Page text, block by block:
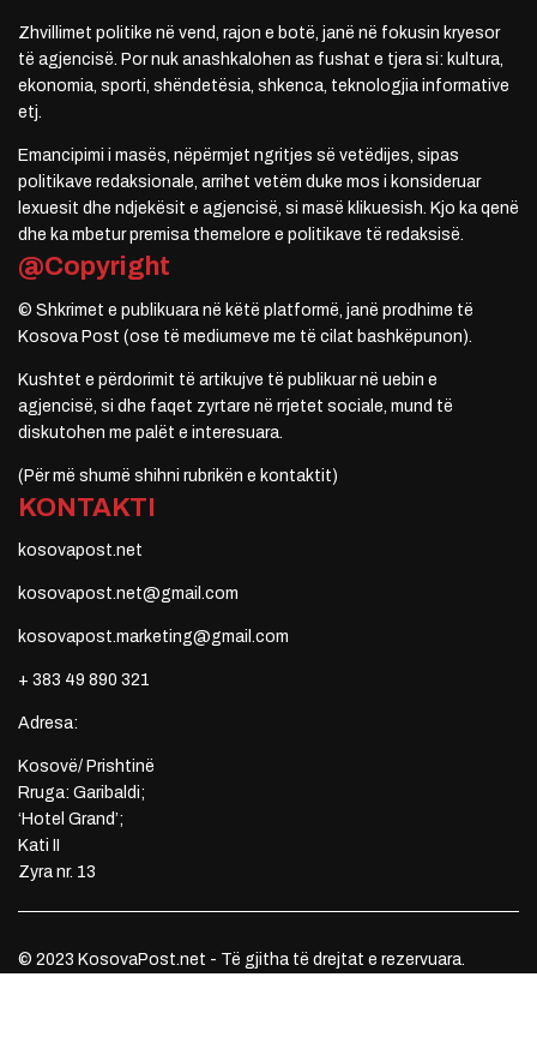
Zhvillimet politike në vend, rajon e botë, janë në fokusin kryesor
të agjencisë. Por nuk anashkalohen as fushat e tjera si: kultura,
ekonomia, sporti, shëndetësia, shkenca, teknologjia informative
etj.
Emancipimi i masës, nëpërmjet ngritjes së vetëdijes, sipas
politikave redaksionale, arrihet vetëm duke mos i konsideruar
lexuesit dhe ndjekësit e agjencisë, si masë klikuesish. Kjo ka qenë
dhe ka mbetur premisa themelore e politikave të redaksisë.
@Copyright
© Shkrimet e publikuara në këtë platformë, janë prodhime të
Kosova Post (ose të mediumeve me të cilat bashkëpunon).
Kushtet e përdorimit të artikujve të publikuar në uebin e
agjencisë, si dhe faqet zyrtare në rrjetet sociale, mund të
diskutohen me palët e interesuara.
(Për më shumë shihni rubrikën e kontaktit)
KONTAKTI
kosovapost.net
kosovapost.net@gmail.com
kosovapost.marketing@gmail.com
+ 383 49 890 321
Adresa:
Kosovë/ Prishtinë
Rruga: Garibaldi;
‘Hotel Grand’;
Kati II
Zyra nr. 13
© 2023 KosovaPost.net - Të gjitha të drejtat e rezervuara.